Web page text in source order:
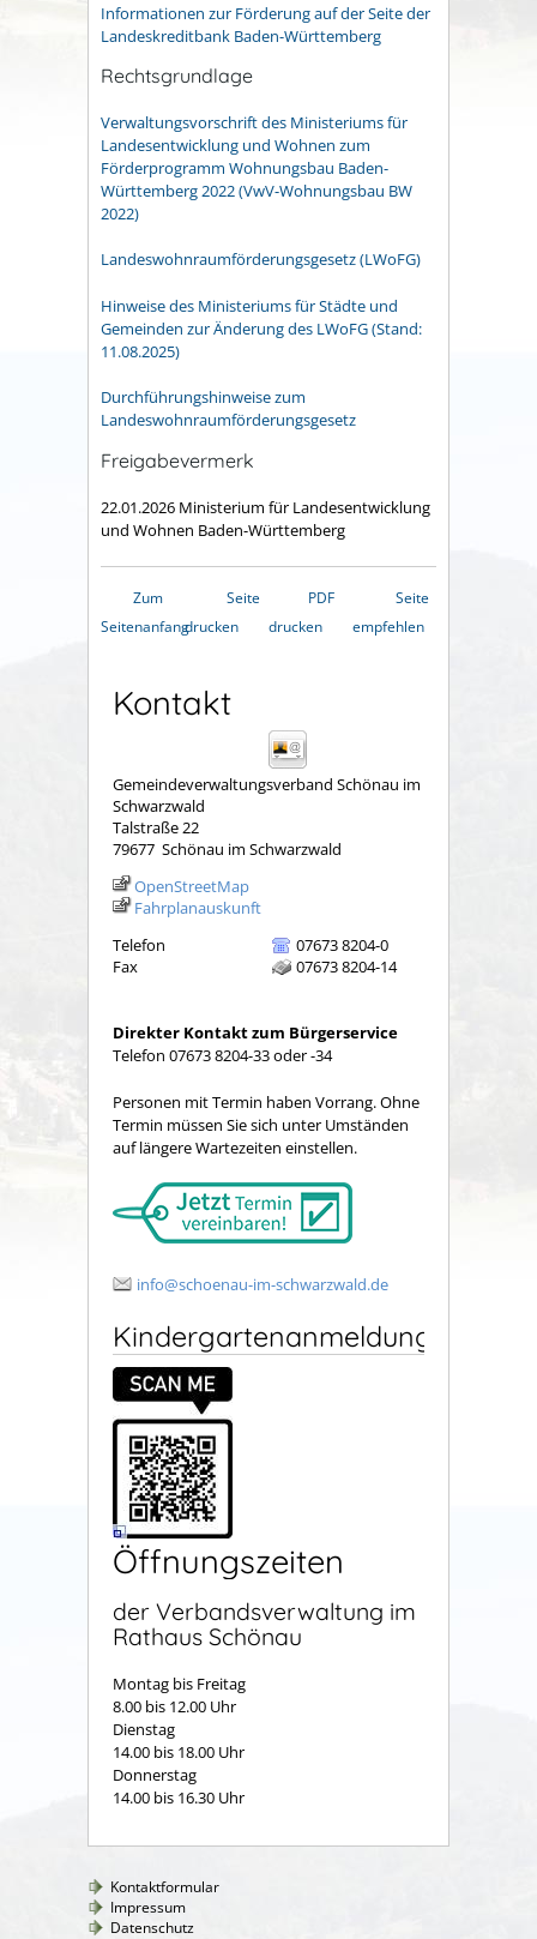
Informationen zur Förderung auf der Seite der
Landeskreditbank Baden-Württemberg
Rechtsgrundlage
Verwaltungsvorschrift des Ministeriums für
Landesentwicklung und Wohnen zum
Förderprogramm Wohnungsbau Baden-
Württemberg 2022 (VwV-Wohnungsbau BW
2022)
Landeswohnraumförderungsgesetz (LWoFG)
Hinweise des Ministeriums für Städte und
Gemeinden zur Änderung des LWoFG (Stand:
11.08.2025)
Durchführungshinweise zum
Landeswohnraumförderungsgesetz
Freigabevermerk
22.01.2026 Ministerium für Landesentwicklung
und Wohnen Baden-Württemberg
Zum
Seitenanfang
Seite
drucken
PDF
drucken
Seite
empfehlen
Kontakt
Gemeindeverwaltungsverband Schönau im
Schwarzwald
Talstraße 22
79677 Schönau im Schwarzwald
OpenStreetMap
Fahrplanauskunft
Telefon
07673 8204-0
Fax
07673 8204-14
Direkter Kontakt zum Bürgerservice
Telefon 07673 8204-33 oder -34
Personen mit Termin haben Vorrang. Ohne
Termin müssen Sie sich unter Umständen
auf längere Wartezeiten einstellen.
info@schoenau-im-schwarzwald.de
Kindergartenanmeldung
Öffnungszeiten
der Verbandsverwaltung im
Rathaus Schönau
Montag bis Freitag
8.00 bis 12.00 Uhr
Dienstag
14.00 bis 18.00 Uhr
Donnerstag
14.00 bis 16.30 Uhr
Kontaktformular
Impressum
Datenschutz